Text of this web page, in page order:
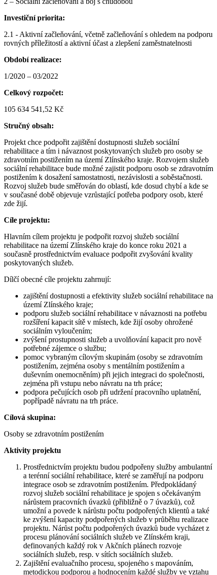
Investiční priorita:
2.1 - Aktivní začleňování, včetně začleňování s ohledem na podporu
rovných příležitostí a aktivní účast a zlepšení zaměstnatelnosti
Období realizace:
1/2020 – 03/2022
Celkový rozpočet:
105 634 541,52 Kč
Stručný obsah:
Projekt chce podpořit zajištění dostupnosti služeb sociální
rehabilitace a tím i návaznost poskytovaných služeb pro osoby se
zdravotním postižením na území Zlínského kraje. Rozvojem služeb
sociální rehabilitace bude možné zajistit podporu osob se zdravotním
postižením k dosažení samostatnosti, nezávislosti a soběstačnosti.
Rozvoj služeb bude směřován do oblastí, kde dosud chybí a kde se
v současné době objevuje vzrůstající potřeba podpory osob, které
zde žijí.
Cíle projektu:
Hlavním cílem projektu je podpořit rozvoj služeb sociální
rehabilitace na území Zlínského kraje do konce roku 2021 a
současně prostřednictvím evaluace podpořit zvyšování kvality
poskytovaných služeb.
Dílčí obecné cíle projektu zahrnují:
zajištění dostupnosti a efektivity služeb sociální rehabilitace na
území Zlínského kraje;
podporu služeb sociální rehabilitace v návaznosti na potřebu
rozšíření kapacit sítě v místech, kde žijí osoby ohrožené
sociálním vyloučením;
zvýšení prostupnosti služeb a uvolňování kapacit pro nově
potřebné zájemce o službu;
pomoc vybraným cílovým skupinám (osoby se zdravotním
postižením, zejména osoby s mentálním postižením a
duševním onemocněním) při jejich integraci do společnosti,
zejména při vstupu nebo návratu na trh práce;
podpora pečujících osob při udržení pracovního uplatnění,
popřípadě návratu na trh práce.
Cílová skupina:
Osoby se zdravotním postižením
Aktivity projektu
Prostřednictvím projektu budou podpořeny služby ambulantní
a terénní sociální rehabilitace, které se zaměřují na podporu
integrace osob se zdravotním postižením. Předpokládaný
rozvoj služeb sociální rehabilitace je spojen s očekávaným
nárůstem pracovních úvazků (přibližně o 7 úvazků), což
umožní a povede k nárůstu počtu podpořených klientů a také
ke zvýšení kapacity podpořených služeb v průběhu realizace
projektu. Nárůst počtu podpořených úvazků bude vycházet z
procesu plánování sociálních služeb ve Zlínském kraji,
definovaných každý rok v Akčních plánech rozvoje
sociálních služeb, resp. v sítích sociálních služeb.
Zajištění evaluačního procesu, spojeného s mapováním,
metodickou podporou a hodnocením každé služby ve vztahu